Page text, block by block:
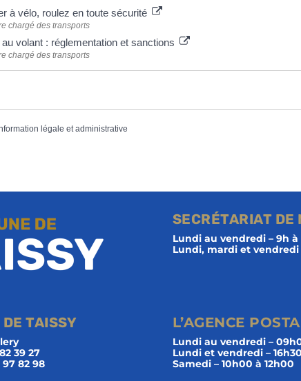
à vélo, roulez en toute sécurité
chargé des transports
volant : réglementation et sanctions
chargé des transports
légale et administrative
SECRÉTARIAT DE
Lundi au vendredi – 9h à
Lundi, mardi et vendredi
TAISSY
39 27
97 82 98
L’AGENCE
Lundi au vendredi –
Lundi et vendredi –
Samedi – 10h00 à 12h00